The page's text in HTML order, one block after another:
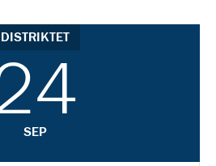
DISTRIKTET
SEP